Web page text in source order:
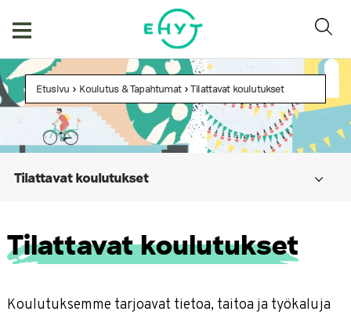
Etusivu > Koulutus & Tapahtumat >Tilattavat koulutukset
Tilattavat koulutukset
Tilattavat koulutukset
Koulutuksemme tarjoavat tietoa, taitoa ja työkaluja